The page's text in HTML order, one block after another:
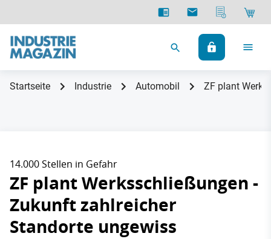
Startseite Industrie Automobil ZF plant
14.000 Stellen in Gefahr
ZF plant Werksschließungen -
Zukunft zahlreicher
Standorte ungewiss